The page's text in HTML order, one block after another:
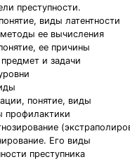
преступности.
виды латентности
методы ее вычисления
ее причины
и задачи
понятие, виды
профилактики
Его виды
преступника